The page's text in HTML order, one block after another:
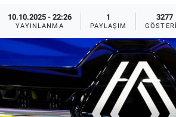
10.10.2025 - 22:26
YAYINLANMA
1
PAYLAŞIM
3277
Eğitim
Eğlence
Ekonomi
Forum